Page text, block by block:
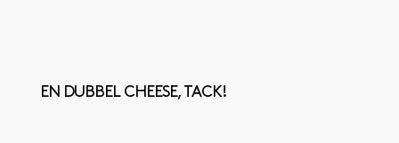
EN DUBBEL CHEESE, TACK!